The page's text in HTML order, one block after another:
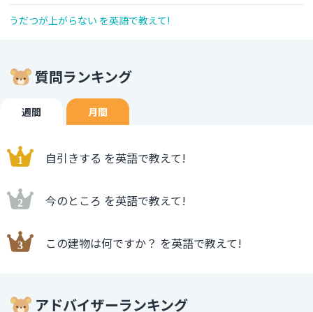
うだつが上がらない を英語で教えて!
質問ランキング
週間 月間
自引きする を英語で教えて!
今のところ を英語で教えて!
この建物は何ですか？ を英語で教えて!
アドバイザーランキング